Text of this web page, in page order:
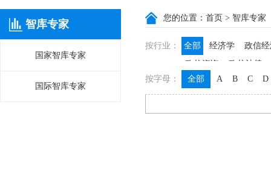
智库专家
国家智库专家
国际智库专家
您的位置： 首页 > 智库专家
按行业： 全部 经济学
政信
政信咨询
政信法律
按字母：
全部 A B C D